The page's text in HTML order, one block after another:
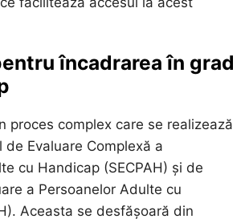
încadrarea în grad
proces complex care se realizează
de Evaluare Complexă a
cu Handicap (SECPAH) și de
a Persoanelor Adulte cu
Aceasta se desfășoară din